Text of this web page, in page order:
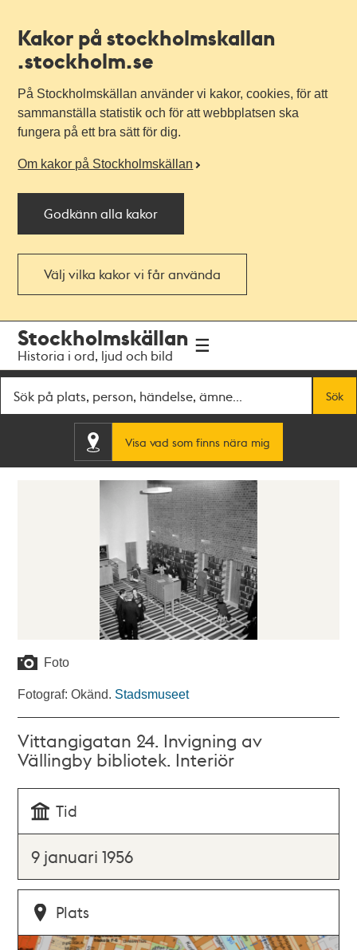
Kakor på stockholmskallan
.stockholm.se
På Stockholmskällan använder vi kakor, cookies, för att
sammanställa statistik och för att webbplatsen ska
fungera på ett bra sätt för dig.
Om kakor på Stockholmskällan
Godkänn alla kakor
Välj vilka kakor vi får använda
navigationen
huvudinnehållet
Stockholmskällan
Historia i ord, ljud och bild
Sök
Visa vad som finns nära mig
Foto
Fotograf: Okänd. Stadsmuseet
Vittangigatan 24. Invigning av
Vällingby bibliotek. Interiör
Tid
9 januari 1956
Plats